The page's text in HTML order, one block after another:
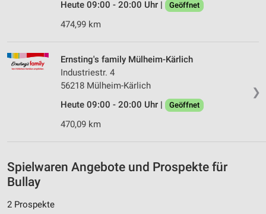
Heute 09:00 - 20:00 Uhr | Geöffnet
474,99 km
❯
Ernsting's family Mülheim-Kärlich
Industriestr. 4
56218 Mülheim-Kärlich
Heute 09:00 - 20:00 Uhr |
Geöffnet
470,09 km
Spielwaren Angebote und Prospekte für
Bullay
2 Prospekte
Verwendung genauer Standortdaten
Geräte anhand von aktiv angeforderten
Nicht-IAB-Verarbeitungszwecke:
Performance